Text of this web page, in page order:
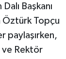
Başkanı
Öztürk Topçu
paylaşırken,
ve Rektör